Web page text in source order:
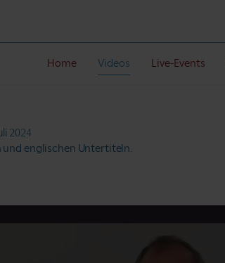
Home Videos Live-Events
2024
englischen Untertiteln.